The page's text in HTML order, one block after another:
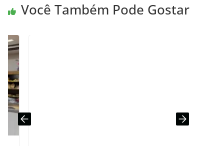
Você Também Pode Gostar